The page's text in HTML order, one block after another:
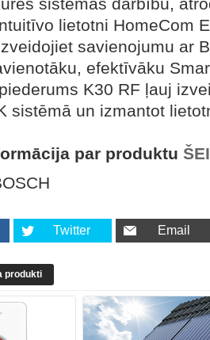
lietotni HomeCom
savienojumu ar
efektīvāku
K30 RF ļauj
sistēmā un izmantot
par produktu
Twitter Email
produkti